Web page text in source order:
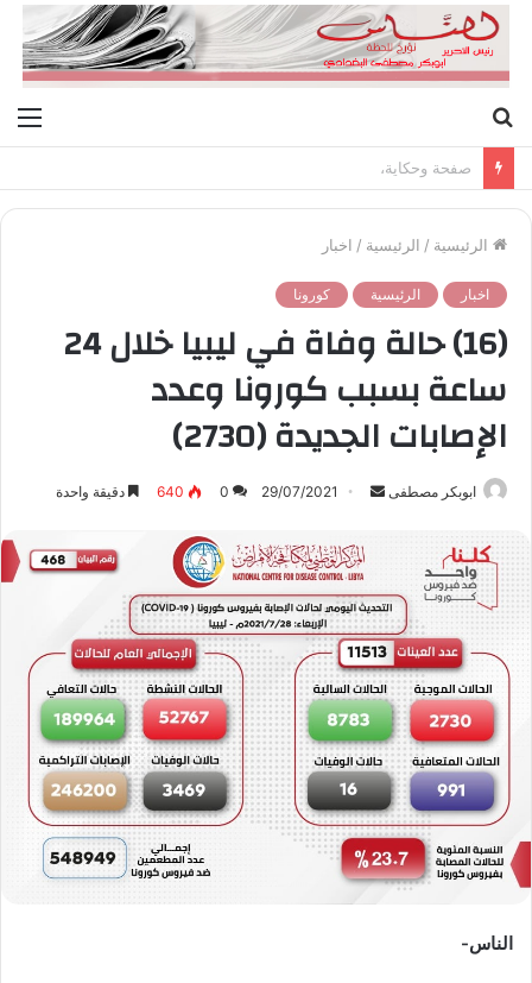
عن
صفحة وحكاية،
الرئيسية / الرئيسية / اخبار
اخبار الرئيسية كورونا
(16) حالة وفاة في ليبيا خلال 24
ساعة بسبب كورونا وعدد
الإصابات الجديدة (2730)
ابوبكر مصطفى
س
ل
ب
ر
ي
د
ا
إ
ل
ك
ت
ر
و
29/07/2021
0
640 دقيقة واحدة
الناس-